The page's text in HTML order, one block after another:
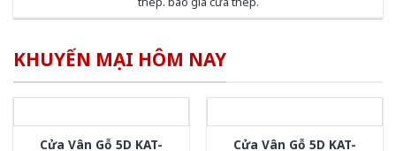
KHUYẾN MẠI HÔM NAY
Cửa Vân Gỗ 5D KAT-
Cửa Vân Gỗ 5D KAT-